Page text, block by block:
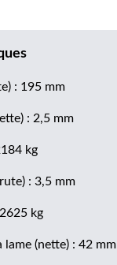
: 195 mm
: 2,5 mm
kg
: 3,5 mm
kg
lame (nette) : 42 mm